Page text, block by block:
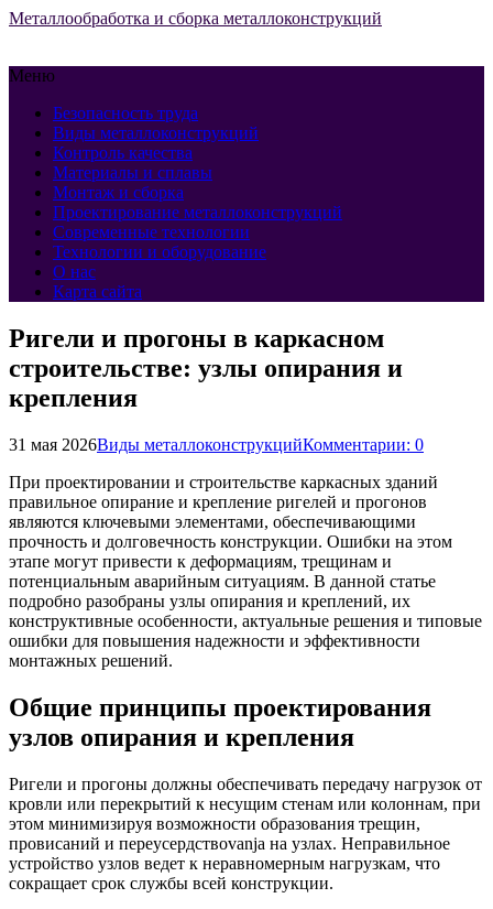
Металлообработка и сборка металлоконструкций
Меню
Безопасность труда
Виды металлоконструкций
Контроль качества
Материалы и сплавы
Монтаж и сборка
Проектирование металлоконструкций
Современные технологии
Технологии и оборудование
О нас
Карта сайта
Ригели и прогоны в каркасном
строительстве: узлы опирания и
крепления
31 мая 2026Виды металлоконструкцийКомментарии: 0
При проектировании и строительстве каркасных зданий
правильное опирание и крепление ригелей и прогонов
являются ключевыми элементами, обеспечивающими
прочность и долговечность конструкции. Ошибки на этом
этапе могут привести к деформациям, трещинам и
потенциальным аварийным ситуациям. В данной статье
подробно разобраны узлы опирания и креплений, их
конструктивные особенности, актуальные решения и типовые
ошибки для повышения надежности и эффективности
монтажных решений.
Общие принципы проектирования
узлов опирания и крепления
Ригели и прогоны должны обеспечивать передачу нагрузок от
кровли или перекрытий к несущим стенам или колоннам, при
этом минимизируя возможности образования трещин,
провисаний и переусердствovanja на узлах. Неправильное
устройство узлов ведет к неравномерным нагрузкам, что
сокращает срок службы всей конструкции.